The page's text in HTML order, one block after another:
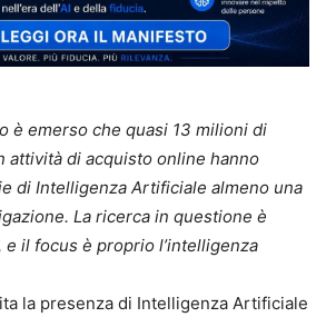
è emerso che quasi 13 milioni di
attività di acquisto online hanno
di Intelligenza Artificiale almeno una
La ricerca in questione è
il focus è proprio l’intelligenza
la presenza di Intelligenza Artificiale